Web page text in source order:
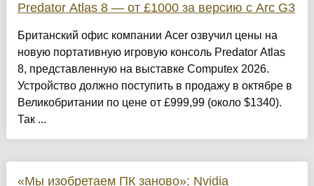
Predator Atlas 8 — от £1000 за версию с Arc G3
Британский офис компании Acer озвучил цены на
новую портативную игровую консоль Predator Atlas
8, представленную на выставке Computex 2026.
Устройство должно поступить в продажу в октябре в
Великобритании по цене от £999,99 (около $1340).
Так ...
«Мы изобретаем ПК заново»: Nvidia